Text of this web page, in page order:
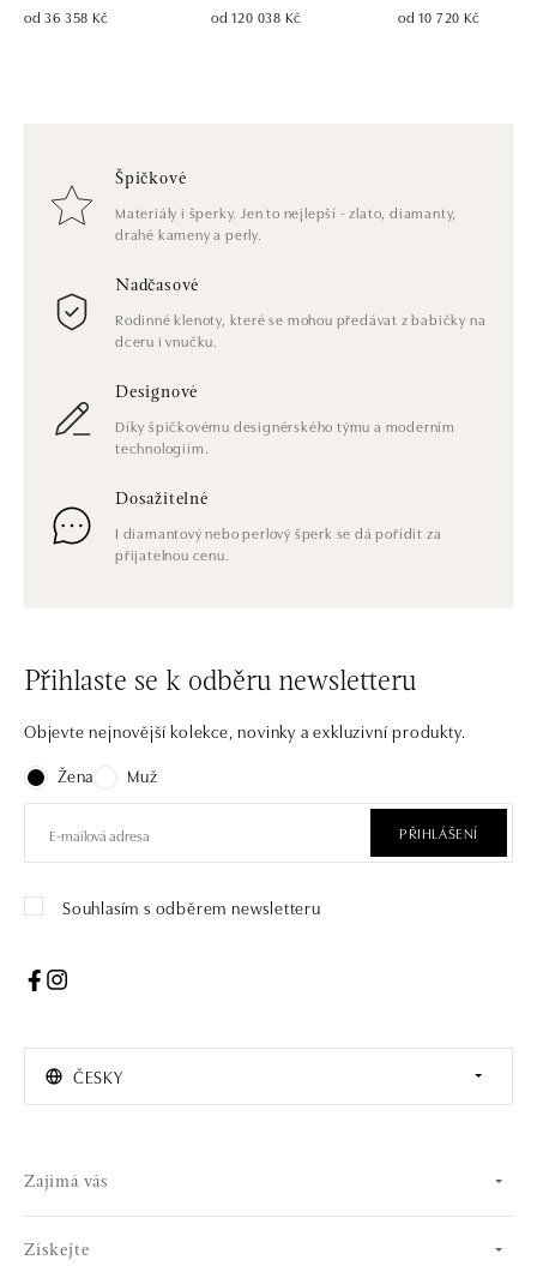
od 36 358 Kč od 120 038 Kč od 10 720 Kč
Špičkové
Materiály i šperky. Jen to nejlepší - zlato, diamanty,
drahé kameny a perly.
Nadčasové
Rodinné klenoty, které se mohou předávat z babičky na
dceru i vnučku.
Designové
Díky špičkovému designérského týmu a moderním
technologiím.
Dosažitelné
I diamantový nebo perlový šperk se dá pořídit za
přijatelnou cenu.
Přihlaste se k odběru newsletteru
Objevte nejnovější kolekce, novinky a exkluzivní produkty.
Žena
Muž
PŘIHLÁŠENÍ
Souhlasím s odběrem newsletteru
ČESKY
Zajímá vás
Získejte